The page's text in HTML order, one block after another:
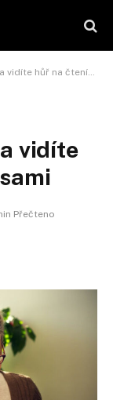
na čtení? Nejste sami
vidíte
Přečteno